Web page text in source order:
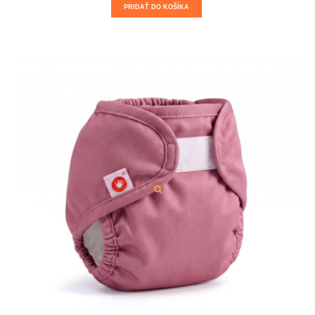
PRIDAŤ DO KOŠÍKA